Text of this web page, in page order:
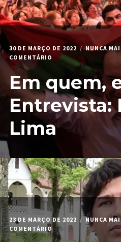
30 DE MARÇO DE 2022 NUNCA
COMENTÁRIO EM
ENTÃO?
–
ENTREVISTA:
DÉCIO
LIMA
Em quem,
Entrevista:
Lima
23 DE MARÇO DE 2022 NUNCA
COMENTÁRIOEM
EM